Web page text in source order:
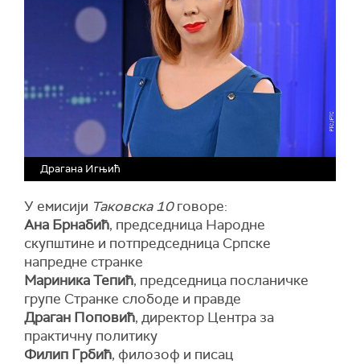
Драгана Игњић
У емисији Таковска 10говоре:
Ана Брнабић, председница Народне
скупштине и потпредседница Српске
напредне странке
Мариника Тепић, председница посланичке
групе Странке слободе и правде
Драган Поповић, директор Центра за
практичну политику
Филип Грбић, филозоф и писац